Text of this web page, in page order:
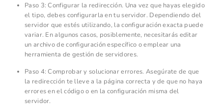
Paso 3: Configurar la redirección. Una vez que hayas elegido
el tipo, debes configurarla en tu servidor. Dependiendo del
servidor que estés utilizando, la configuración exacta puede
variar. En algunos casos, posiblemente, necesitarás editar
un archivo de configuración específico o emplear una
herramienta de gestión de servidores.
Paso 4: Comprobar y solucionar errores. Asegúrate de que
la redirección te lleve a la página correcta y de que no haya
errores en el código o en la configuración misma del
servidor.